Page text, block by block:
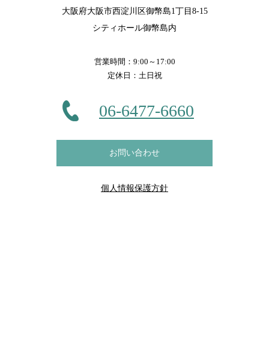
大阪府大阪市西淀川区御幣島1丁目8-15
シティホール御幣島内
営業時間：9:00～17:00
定休日：土日祝
06-6477-6660
お問い合わせ
個人情報保護方針